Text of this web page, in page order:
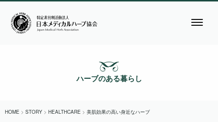
ハーブのある暮らし
HOME > STORY > HEALTHCARE > 美肌効果の高い身近なハーブ